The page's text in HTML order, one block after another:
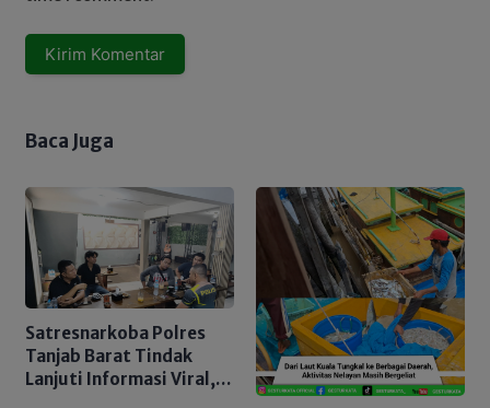
Baca Juga
Satresnarkoba Polres
Tanjab Barat Tindak
Lanjuti Informasi Viral,